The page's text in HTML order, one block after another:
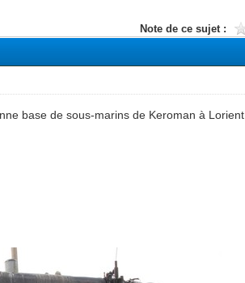
Note de ce sujet :
base de sous-marins de Keroman à Lorient